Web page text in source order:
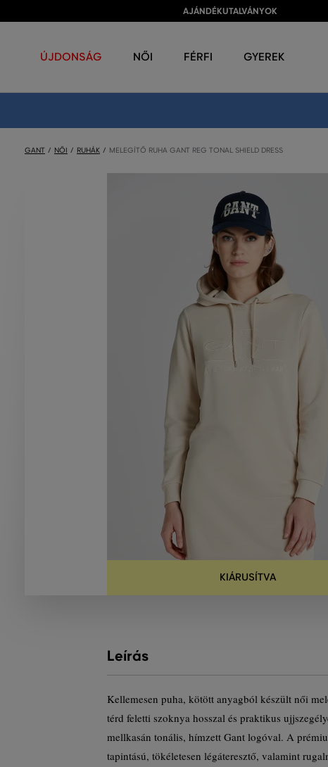
AJÁNDÉKUTALVÁNYOK
ÚJDONSÁG NŐI FÉRFI GYEREK
GANT NŐI RUHÁK MELEGÍTŐ RUHA GANT REG TONAL SHIELD DRESS
KIÁRUSÍTVA
Leírás
Kellemesen puha, kötött anyagból készült női
térd feletti szoknya hosszal és praktikus
mellkasán tonális, hímzett Gant logóval. A
tapintású, tökéletesen légáteresztő, valamint